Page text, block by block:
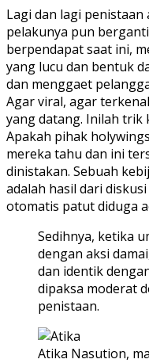
Lagi dan lagi
pelakunya pun
berpendapat saat ini,
yang lucu dan bentuk
dan menggaet
Agar viral, agar
yang datang. Inilah trik
Apakah pihak
mereka tahu dan ini
dinistakan. Sebuah
adalah hasil dari
otomatis patut diduga
Sedihnya, ketika
dengan aksi
dan identik
dipaksa moderat
penistaan.
Atika Nasution,